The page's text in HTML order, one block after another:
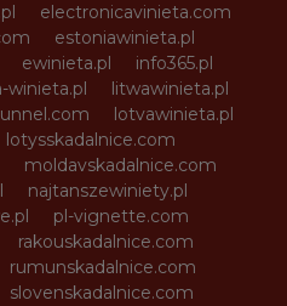
electronicavinieta.com
estoniawinieta.pl
ewinieta.pl
info365.pl
winieta.pl
litwawinieta.pl
lotvawinieta.pl
lotysskadalnice.com
moldavskadalnice.com
najtanszewiniety.pl
pl-vignette.com
rakouskadalnice.com
rumunskadalnice.com
slovenskadalnice.com